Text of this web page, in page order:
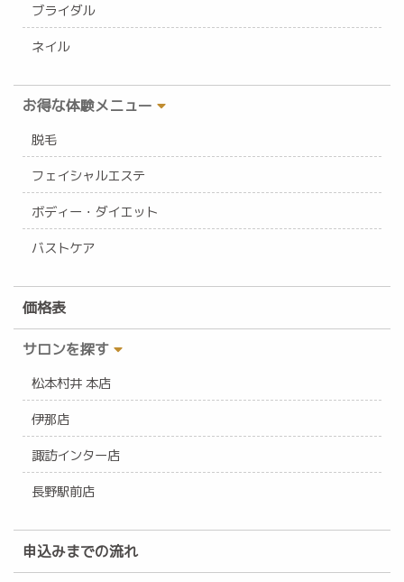
ブライダル
ネイル
お得な体験メニュー
脱毛
フェイシャルエステ
ボディー・ダイエット
バストケア
価格表
サロンを探す
松本村井 本店
伊那店
諏訪インター店
長野駅前店
申込みまでの流れ